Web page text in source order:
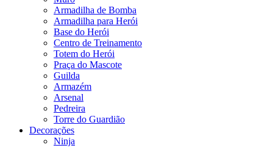
Armadilha de Bomba
Armadilha para Herói
Base do Herói
Centro de Treinamento
Totem do Herói
Praça do Mascote
Guilda
Armazém
Arsenal
Pedreira
Torre do Guardião
Decorações
Ninja